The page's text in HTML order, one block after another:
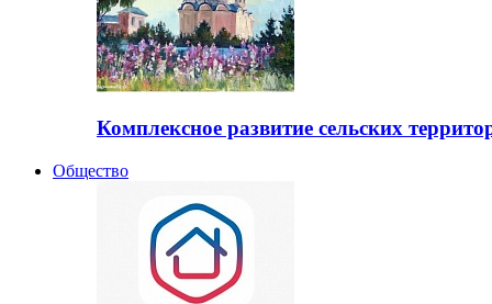
Комплексное развитие сельских
Общество